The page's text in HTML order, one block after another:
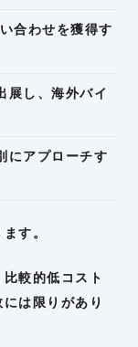
合わせを獲得す
展し、海外バイ
にアプローチす
す。
較的低コスト
は限りがあり